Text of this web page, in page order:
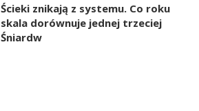
Ścieki znikają z systemu. Co roku
skala dorównuje jednej trzeciej
Śniardw